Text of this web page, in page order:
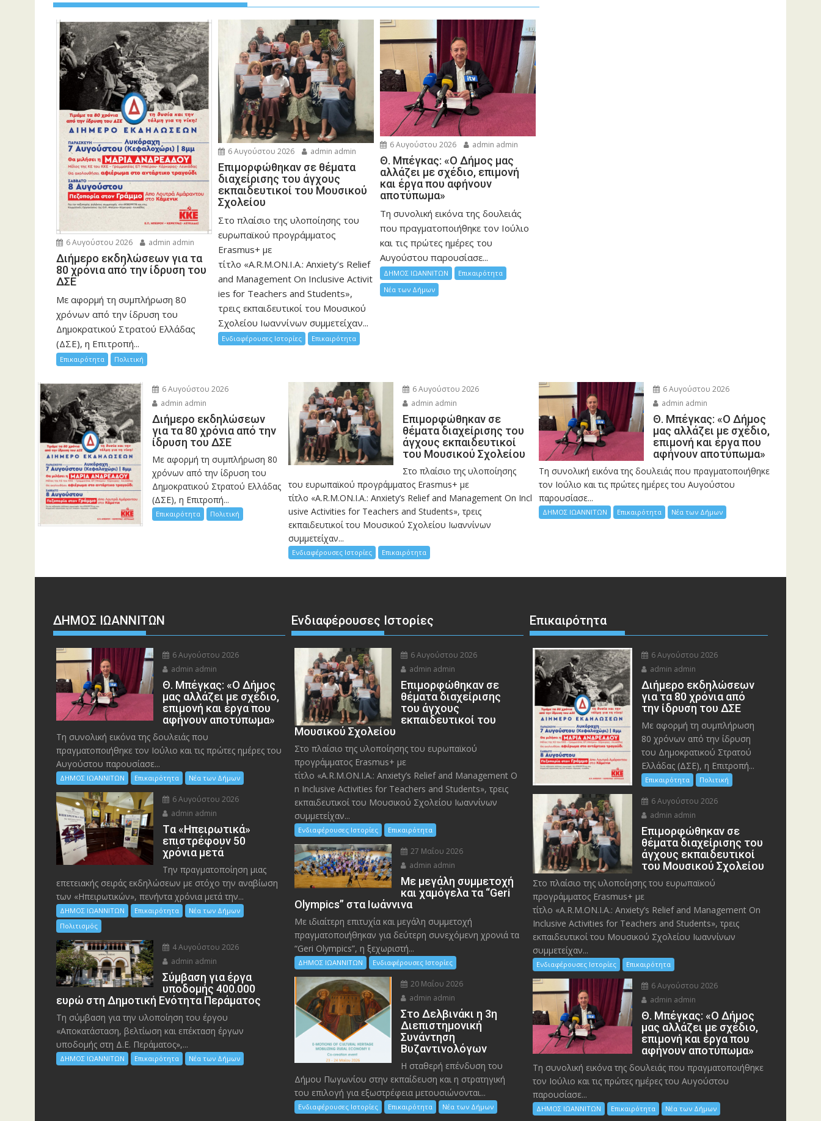
6 Αυγούστου 2026 admin admin
Διήμερο εκδηλώσεων για τα
80 χρόνια από την ίδρυση του
ΔΣΕ
Με αφορμή τη συμπλήρωση 80
χρόνων από την ίδρυση του
Δημοκρατικού Στρατού Ελλάδας
(ΔΣΕ), η Επιτροπή...
Επικαιρότητα Πολιτική
6 Αυγούστου 2026 admin admin
Eπιμορφώθηκαν σε θέματα
διαχείρισης του άγχους
εκπαιδευτικοί του Μουσικού
Σχολείου
Στο πλαίσιο της υλοποίησης του
ευρωπαϊκού προγράμματος
Erasmus+ με
τίτλο «A.R.M.ON.I.A.: Anxiety’s Relief
and Management On Inclusive Activit
ies for Teachers and Students»,
τρεις εκπαιδευτικοί του Μουσικού
Σχολείου Ιωαννίνων συμμετείχαν...
Ενδιαφέρουσες Ιστορίες Επικαιρότητα
6 Αυγούστου 2026 admin admin
Θ. Μπέγκας: «Ο Δήμος μας
αλλάζει με σχέδιο, επιμονή
και έργα που αφήνουν
αποτύπωμα»
Τη συνολική εικόνα της δουλειάς
που πραγματοποιήθηκε τον Ιούλιο
και τις πρώτες ημέρες του
Αυγούστου παρουσίασε...
ΔΗΜΟΣ ΙΩΑΝΝΙΤΩΝ
Επικαιρότητα
Νέα των Δήμων
6 Αυγούστου 2026
admin admin
Διήμερο εκδηλώσεων
για τα 80 χρόνια από την
ίδρυση του ΔΣΕ
Με αφορμή τη συμπλήρωση 80
χρόνων από την ίδρυση του
Δημοκρατικού Στρατού Ελλάδας
(ΔΣΕ), η Επιτροπή...
Επικαιρότητα Πολιτική
6 Αυγούστου 2026
admin admin
Eπιμορφώθηκαν σε
θέματα διαχείρισης του
άγχους εκπαιδευτικοί
του Μουσικού Σχολείου
Στο πλαίσιο της υλοποίησης
του ευρωπαϊκού προγράμματος Erasmus+ με
τίτλο «A.R.M.ON.I.A.: Anxiety’s Relief and Management On Incl
usive Activities for Teachers and Students», τρεις
εκπαιδευτικοί του Μουσικού Σχολείου Ιωαννίνων
συμμετείχαν...
Ενδιαφέρουσες Ιστορίες Επικαιρότητα
6 Αυγούστου 2026
admin admin
Θ. Μπέγκας: «Ο Δήμος
μας αλλάζει με σχέδιο,
επιμονή και έργα που
αφήνουν αποτύπωμα»
Τη συνολική εικόνα της δουλειάς που πραγματοποιήθηκε
τον Ιούλιο και τις πρώτες ημέρες του Αυγούστου
παρουσίασε...
ΔΗΜΟΣ ΙΩΑΝΝΙΤΩΝ Επικαιρότητα Νέα των Δήμων
ΔΗΜΟΣ ΙΩΑΝΝΙΤΩΝ
6 Αυγούστου 2026
admin admin
Θ. Μπέγκας: «Ο Δήμος
μας αλλάζει με σχέδιο,
επιμονή και έργα που
αφήνουν αποτύπωμα»
Τη συνολική εικόνα της δουλειάς που
πραγματοποιήθηκε τον Ιούλιο και τις πρώτες ημέρες του
Αυγούστου παρουσίασε...
ΔΗΜΟΣ ΙΩΑΝΝΙΤΩΝ Επικαιρότητα Νέα των Δήμων
6 Αυγούστου 2026
admin admin
Tα «Ηπειρωτικά»
επιστρέφουν 50
χρόνια μετά
Την πραγματοποίηση μιας
επετειακής σειράς εκδηλώσεων με στόχο την αναβίωση
των «Ηπειρωτικών», πενήντα χρόνια μετά την...
ΔΗΜΟΣ ΙΩΑΝΝΙΤΩΝ Επικαιρότητα
Νέα των Δήμων
Πολιτισμός
4 Αυγούστου 2026
admin admin
Σύμβαση για έργα
υποδομής 400.000
ευρώ στη Δημοτική Ενότητα Περάματος
Τη σύμβαση για την υλοποίηση του έργου
«Αποκατάσταση, βελτίωση και επέκταση έργων
υποδομής στη Δ.Ε. Περάματος»,...
ΔΗΜΟΣ ΙΩΑΝΝΙΤΩΝ Επικαιρότητα Νέα των Δήμων
Ενδιαφέρουσες Ιστορίες
6 Αυγούστου 2026
admin admin
Eπιμορφώθηκαν σε
θέματα διαχείρισης
του άγχους
εκπαιδευτικοί του
Μουσικού Σχολείου
Στο πλαίσιο της υλοποίησης του ευρωπαϊκού
προγράμματος Erasmus+ με
τίτλο «A.R.M.ON.I.A.: Anxiety’s Relief and Management O
n Inclusive Activities for Teachers and Students», τρεις
εκπαιδευτικοί του Μουσικού Σχολείου Ιωαννίνων
συμμετείχαν...
Ενδιαφέρουσες Ιστορίες Επικαιρότητα
27 Μαΐου 2026
admin admin
Με μεγάλη συμμετοχή
και χαμόγελα τα “Geri
Olympics” στα Ιωάννινα
Με ιδιαίτερη επιτυχία και μεγάλη συμμετοχή
πραγματοποιήθηκαν για δεύτερη συνεχόμενη χρονιά τα
“Geri Olympics”, η ξεχωριστή...
ΔΗΜΟΣ ΙΩΑΝΝΙΤΩΝ Ενδιαφέρουσες Ιστορίες
20 Μαΐου 2026
admin admin
Στο Δελβινάκι η 3η
Διεπιστημονική
Συνάντηση
Βυζαντινολόγων
Η σταθερή επένδυση του
Δήμου Πωγωνίου στην εκπαίδευση και η στρατηγική
του επιλογή για εξωστρέφεια μετουσιώνονται...
Ενδιαφέρουσες Ιστορίες Επικαιρότητα Νέα των Δήμων
Επικαιρότητα
6 Αυγούστου 2026
admin admin
Διήμερο εκδηλώσεων
για τα 80 χρόνια από
την ίδρυση του ΔΣΕ
Με αφορμή τη συμπλήρωση
80 χρόνων από την ίδρυση
του Δημοκρατικού Στρατού
Ελλάδας (ΔΣΕ), η Επιτροπή...
Επικαιρότητα Πολιτική
6 Αυγούστου 2026
admin admin
Eπιμορφώθηκαν σε
θέματα διαχείρισης του
άγχους εκπαιδευτικοί
του Μουσικού Σχολείου
Στο πλαίσιο της υλοποίησης του ευρωπαϊκού
προγράμματος Erasmus+ με
τίτλο «A.R.M.ON.I.A.: Anxiety’s Relief and Management On
Inclusive Activities for Teachers and Students», τρεις
εκπαιδευτικοί του Μουσικού Σχολείου Ιωαννίνων
συμμετείχαν...
Ενδιαφέρουσες Ιστορίες Επικαιρότητα
6 Αυγούστου 2026
admin admin
Θ. Μπέγκας: «Ο Δήμος
μας αλλάζει με σχέδιο,
επιμονή και έργα που
αφήνουν αποτύπωμα»
Τη συνολική εικόνα της δουλειάς που πραγματοποιήθηκε
τον Ιούλιο και τις πρώτες ημέρες του Αυγούστου
παρουσίασε...
ΔΗΜΟΣ ΙΩΑΝΝΙΤΩΝ Επικαιρότητα Νέα των Δήμων